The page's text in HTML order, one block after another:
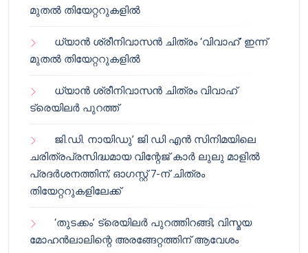
മുതൽ തിയേറ്ററുകളിൽ
ധ്യാൻ ശ്രീനിവാസൻ ചിത്രം ‘വിവാഹ്’ ഇന്ന്
മുതൽ തിയേറ്ററുകളിൽ
ധ്യാൻ ശ്രീനിവാസൻ ചിത്രം വിവാഹ്
ട്രെയിലർ പുറത്ത്
ജി.ഡി. നായിഡു’ ജി ഡി എൻ സിനിമയിലെ
ചരിത്രപ്രസിദ്ധമായ വിന്റേജ് കാർ ലുലു മാളിൽ
പ്രദർശനത്തിന്; ഓഗസ്റ്റ് 7-ന് ചിത്രം
തിയേറ്ററുകളിലേക്ക്
‘തുടക്കം’ ട്രെയിലർ പുറത്തിറങ്ങി; വിസ്മയ
മോഹൻലാലിന്റെ അരങ്ങേറ്റത്തിന് ആവേശം